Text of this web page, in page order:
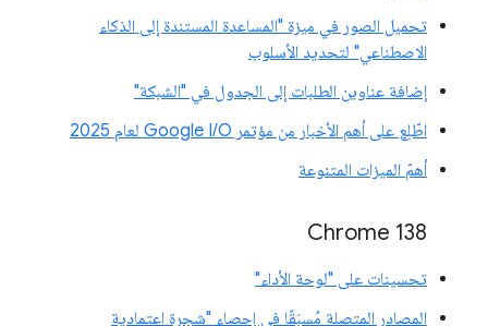
تحميل الصور في ميزة "المساعدة المستندة إلى الذكاء
الاصطناعي" لتحديد الأسلوب
إضافة عناوين الطلبات إلى الجدول في "الشبكة"
اطّلِع على أهم الأخبار من مؤتمر Google I/O لعام 2025
أهمّ الميزات المتنوعة
‫Chrome 138
تحسينات على "لوحة الأداء"
المصادر المتصلة مُسبَقًا في إحصاء "شجرة اعتمادية